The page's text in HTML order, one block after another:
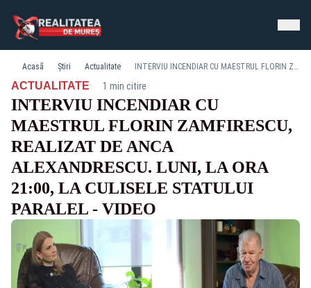
Acasă Știri Actualitate INTERVIU INCENDIAR CU MAESTRUL FLORIN ZAMFIRESCU, REALIZAT DE ANCA ALEXANDRESCU. LUNI, LA ORA 21:00, LA CULISELE STATULUI PARALEL - VIDEO
ACTUALITATE· 1 min citire
INTERVIU INCENDIAR CU
MAESTRUL FLORIN ZAMFIRESCU,
REALIZAT DE ANCA
ALEXANDRESCU. LUNI, LA ORA
21:00, LA CULISELE STATULUI
PARALEL - VIDEO